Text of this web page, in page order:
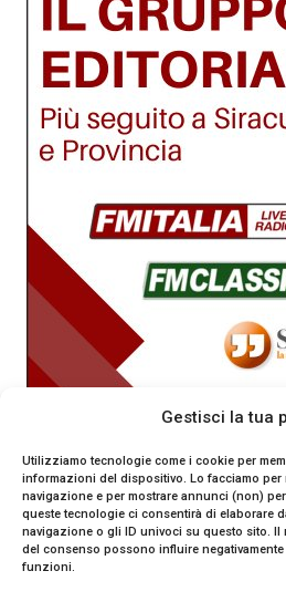
Gestisci la tua
Utilizziamo tecnologie come i cookie per
informazioni del dispositivo. Lo facciamo
navigazione e per mostrare annunci (non)
queste tecnologie ci consentirà di elaborare
navigazione o gli ID univoci su questo sito. Il
del consenso possono influire
funzioni.